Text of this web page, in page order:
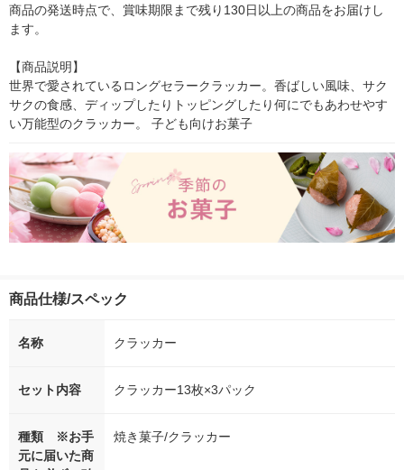
商品の発送時点で、賞味期限まで残り130日以上の商品をお届けし
ます。
【商品説明】
世界で愛されているロングセラークラッカー。香ばしい風味、サク
サクの食感、ディップしたりトッピングしたり何にでもあわせやす
い万能型のクラッカー。 子ども向けお菓子
商品仕様/スペック
名称 クラッカー
セット内容 クラッカー13枚×3パック
種類 ※お手
元に届いた商
焼き菓子/クラッカー